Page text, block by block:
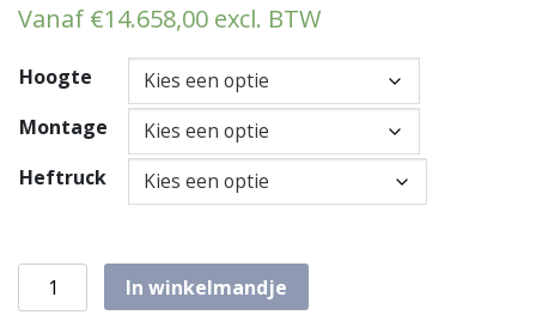
Vanaf €14.658,00 excl. BTW
Hoogte
Montage
Heftruck
Etagevloer 15,30m x 13,50m draagvermogen: 650 kg/m2
In winkelmandje